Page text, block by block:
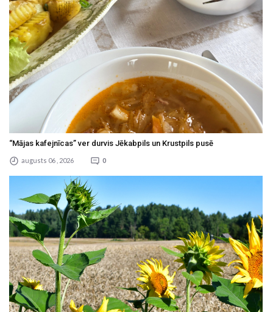
“Mājas kafejnīcas” ver durvis Jēkabpils un Krustpils pusē
augusts 06 , 2026 0